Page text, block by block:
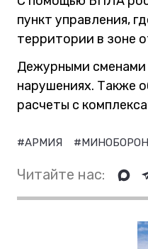
пункт управления,
территории в зоне
Дежурными сменами
нарушениях. Также
расчеты с
#АРМИЯ
Читайте нас: